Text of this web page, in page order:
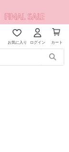
お気に入り ログイン カート